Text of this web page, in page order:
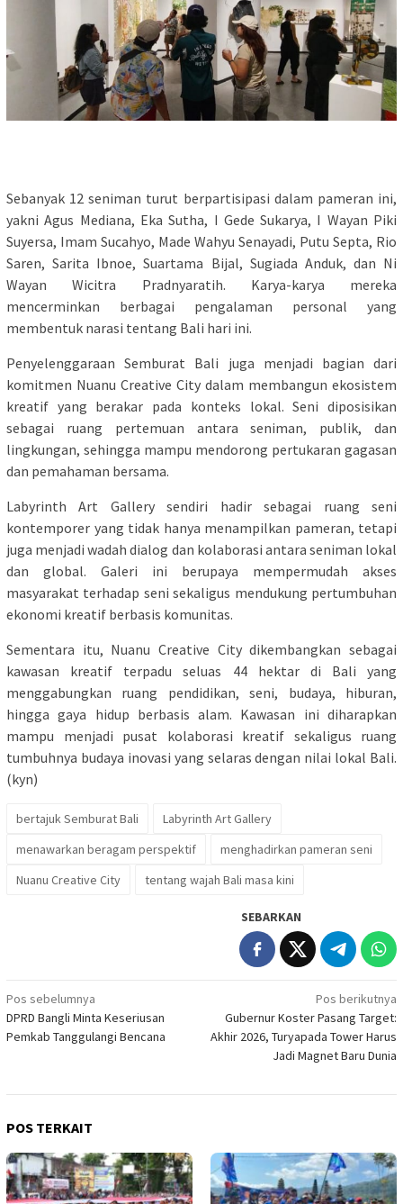
Sebanyak 12 seniman turut berpartisipasi dalam pameran ini,
yakni Agus Mediana, Eka Sutha, I Gede Sukarya, I Wayan Piki
Suyersa, Imam Sucahyo, Made Wahyu Senayadi, Putu Septa, Rio
Saren, Sarita Ibnoe, Suartama Bijal, Sugiada Anduk, dan Ni
Wayan Wicitra Pradnyaratih. Karya-karya mereka
mencerminkan berbagai pengalaman personal yang
membentuk narasi tentang Bali hari ini.
Penyelenggaraan Semburat Bali juga menjadi bagian dari
komitmen Nuanu Creative City dalam membangun ekosistem
kreatif yang berakar pada konteks lokal. Seni diposisikan
sebagai ruang pertemuan antara seniman, publik, dan
lingkungan, sehingga mampu mendorong pertukaran gagasan
dan pemahaman bersama.
Labyrinth Art Gallery sendiri hadir sebagai ruang seni
kontemporer yang tidak hanya menampilkan pameran, tetapi
juga menjadi wadah dialog dan kolaborasi antara seniman lokal
dan global. Galeri ini berupaya mempermudah akses
masyarakat terhadap seni sekaligus mendukung pertumbuhan
ekonomi kreatif berbasis komunitas.
Sementara itu, Nuanu Creative City dikembangkan sebagai
kawasan kreatif terpadu seluas 44 hektar di Bali yang
menggabungkan ruang pendidikan, seni, budaya, hiburan,
hingga gaya hidup berbasis alam. Kawasan ini diharapkan
mampu menjadi pusat kolaborasi kreatif sekaligus ruang
tumbuhnya budaya inovasi yang selaras dengan nilai lokal Bali.
(kyn)
bertajuk Semburat Bali
Labyrinth Art Gallery
menawarkan beragam perspektif
menghadirkan pameran seni
Nuanu Creative City
tentang wajah Bali masa kini
SEBARKAN
Navigasi
pos
Pos sebelumnya
DPRD Bangli Minta Keseriusan
Pemkab Tanggulangi Bencana
Pos berikutnya
Gubernur Koster Pasang Target:
Akhir 2026, Turyapada Tower Harus
Jadi Magnet Baru Dunia
POS TERKAIT